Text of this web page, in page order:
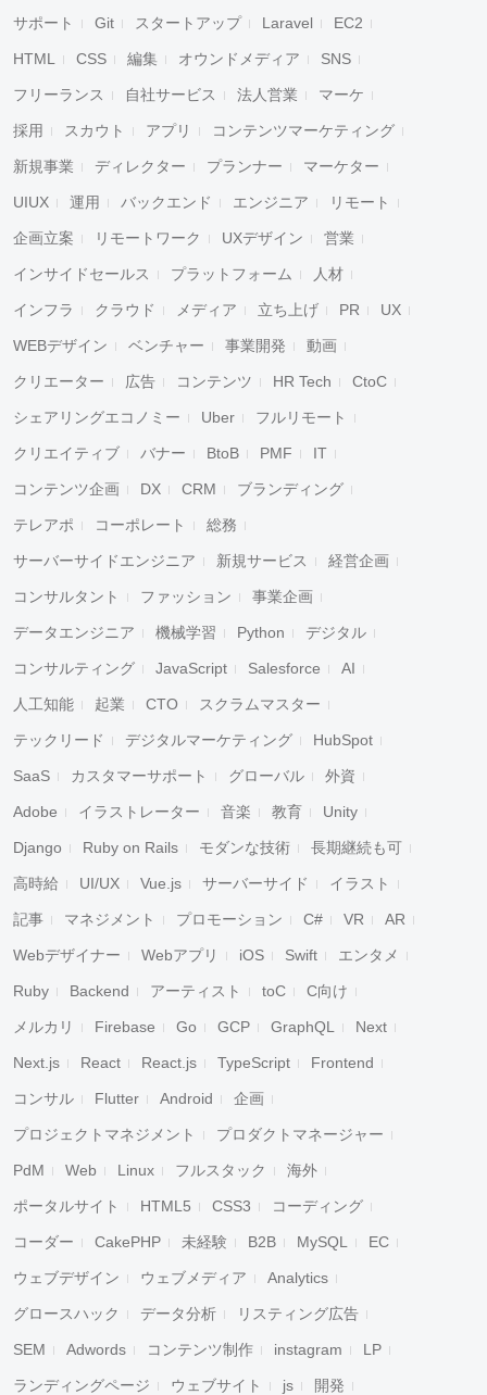
サポート Git スタートアップ Laravel EC2
HTML CSS 編集 オウンドメディア SNS
フリーランス 自社サービス 法人営業 マーケ
採用 スカウト アプリ コンテンツマーケティング
新規事業 ディレクター プランナー マーケター
UIUX 運用 バックエンド エンジニア リモート
企画立案 リモートワーク UXデザイン 営業
インサイドセールス プラットフォーム 人材
インフラ クラウド メディア 立ち上げ PR UX
WEBデザイン ベンチャー 事業開発 動画
クリエーター 広告 コンテンツ HR Tech CtoC
シェアリングエコノミー Uber フルリモート
クリエイティブ バナー BtoB PMF IT
コンテンツ企画 DX CRM ブランディング
テレアポ コーポレート 総務
サーバーサイドエンジニア 新規サービス 経営企画
コンサルタント ファッション 事業企画
データエンジニア 機械学習 Python デジタル
コンサルティング JavaScript Salesforce AI
人工知能 起業 CTO スクラムマスター
テックリード デジタルマーケティング HubSpot
SaaS カスタマーサポート グローバル 外資
Adobe イラストレーター 音楽 教育 Unity
Django Ruby on Rails モダンな技術 長期継続も可
高時給 UI/UX Vue.js サーバーサイド イラスト
記事 マネジメント プロモーション C# VR AR
Webデザイナー Webアプリ iOS Swift エンタメ
Ruby Backend アーティスト toC C向け
メルカリ Firebase Go GCP GraphQL Next
Next.js React React.js TypeScript Frontend
コンサル Flutter Android 企画
プロジェクトマネジメント プロダクトマネージャー
PdM Web Linux フルスタック 海外
ポータルサイト HTML5 CSS3 コーディング
コーダー CakePHP 未経験 B2B MySQL EC
ウェブデザイン ウェブメディア Analytics
グロースハック データ分析 リスティング広告
SEM Adwords コンテンツ制作 instagram LP
ランディングページ ウェブサイト js 開発